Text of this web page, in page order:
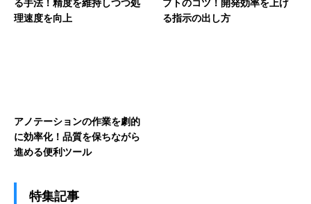
る手法！精度を維持しつつ処
理速度を向上
プトのコツ！開発効率を上げ
る指示の出し方
アノテーションの作業を劇的
に効率化！品質を保ちながら
進める便利ツール
特集記事